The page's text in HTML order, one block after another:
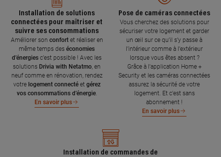
Installation de solutions
connectées pour maîtriser et
suivre ses consommations
Améliorer son confort et réaliser en
même temps des économies
d’énergies c’est possible ! Avec les
solutions Drivia with Netatmo , en
neuf comme en rénovation, rendez
votre logement connecté et gérez
vos consommations d’énergie.
En savoir plus
Pose de caméras connectées
Vous cherchez des solutions pour
sécuriser votre logement et garder
un œil sur ce qu’il s’y passe à
l’intérieur comme à l’extérieur
lorsque vous êtes absent ?
Grâce à l'application Home +
Security et les caméras connectées
assurez la sécurité de votre
logement. Et c'est sans
abonnement !
En savoir plus
Installation de commandes de